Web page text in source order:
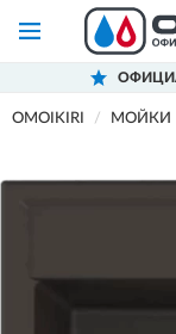
OMOIKIRI МОЙКИ